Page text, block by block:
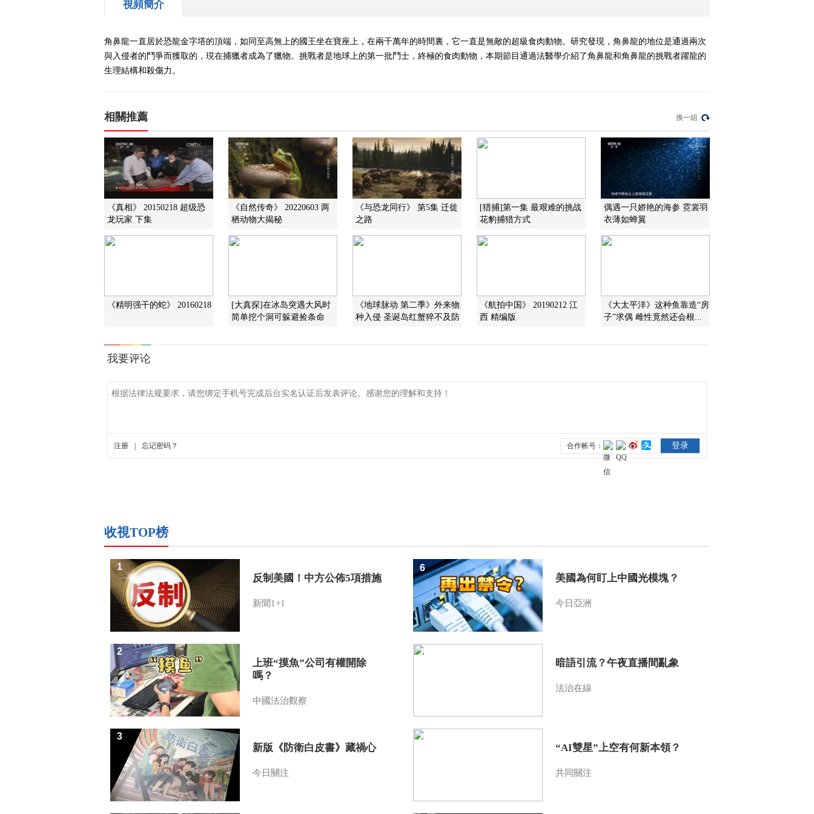
視頻簡介
角鼻龍一直居於恐龍金字塔的頂端，如同至高無上的國王坐在寶座上，在兩千萬年的時間裏，它一直是無敵的超級食肉動物。研究發現，角鼻龍的地位是通過兩次
與入侵者的鬥爭而獲取的，現在捕獵者成為了獵物。挑戰者是地球上的第一批鬥士，終極的食肉動物，本期節目通過法醫學介紹了角鼻龍和角鼻龍的挑戰者躍龍的
生理結構和殺傷力。
相關推薦 換一組
《真相》 20150218 超级恐
龙玩家 下集
《自然传奇》 20220603 两
栖动物大揭秘
《与恐龙同行》 第5集 迁徙
之路
[猎捕]第一集 最艰难的挑战
花豹捕猎方式
偶遇一只娇艳的海参 霓裳羽
衣薄如蝉翼
《精明强干的蛇》 20160218
[大真探]在冰岛突遇大风时
简单挖个洞可躲避捡条命
《地球脉动 第二季》外来物
种入侵 圣诞岛红蟹猝不及防
《航拍中国》 20190212 江
西 精编版
《大太平洋》这种鱼靠造“房
子”求偶 雌性竟然还会根...
收視TOP榜
反制美國！中方公佈5項措施
新聞1+1
1
上班“摸魚”公司有權開除
嗎？
中國法治觀察
2
新版《防衛白皮書》藏禍心
今日關注
3
美國為何盯上中國光模塊？
今日亞洲
6
暗語引流？午夜直播間亂象
法治在線
7
“AI雙星”上空有何新本領？
共同關注
8